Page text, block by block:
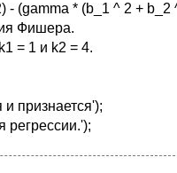
(gamma * (b_1 ^ 2 + b_2
Фишера.
= 1 и k2 = 4.
и признается');
регрессии.');